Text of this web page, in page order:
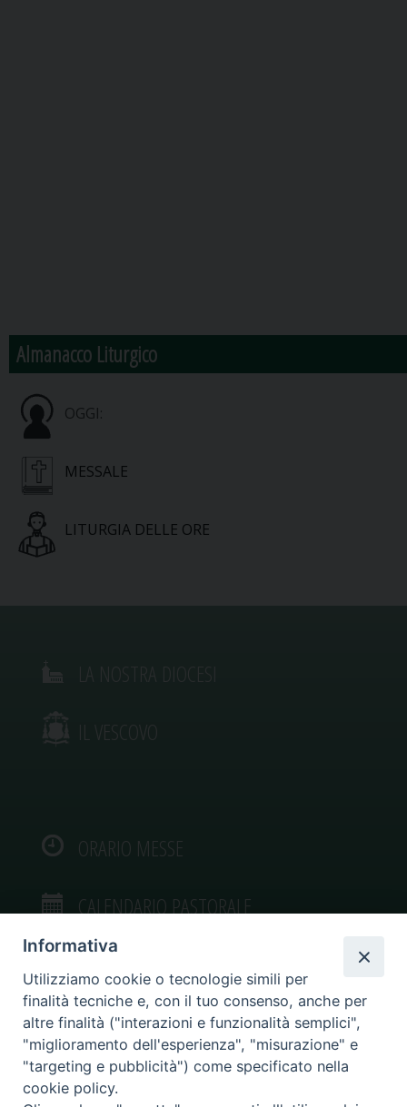
Almanacco Liturgico
OGGI:
MESSALE
LITURGIA DELLE ORE
IL VESCOVO
ORARIO MESSE
CALENDARIO PASTORALE
VIDEOGALLERY
PHOTOGALLERY
Informativa
Utilizziamo cookie o tecnologie simili per
finalità tecniche e, con il tuo consenso, anche per
altre finalità ("interazioni e funzionalità semplici",
"miglioramento dell'esperienza", "misurazione" e
"targeting e pubblicità") come specificato nella
cookie policy.